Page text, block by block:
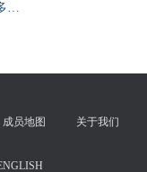
…
成员地图 关于我们